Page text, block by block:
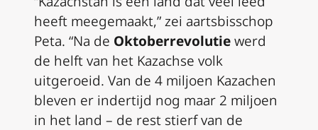
heeft meegemaakt,” zei aartsbisschop
Peta. “Na de Oktoberrevolutiewerd
de helft van het Kazachse volk
uitgeroeid. Van de 4 miljoen Kazachen
bleven er indertijd nog maar 2 miljoen
in het land – de rest stierf van de